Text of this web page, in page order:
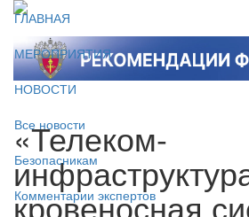
ГЛАВНАЯ
МЕРОПРИЯТИЯ
НОВОСТИ
Все новости
Безопасникам
Комментарии экспертов
«Телеком-
кровеносная